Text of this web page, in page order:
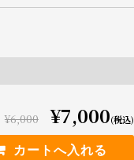
¥6,000 ¥7,000(税込)